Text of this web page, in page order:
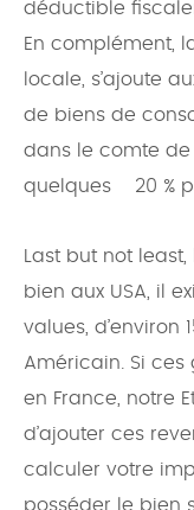
déductible
En complément,
locale, s’ajoute
de biens de
dans le comte
quelques 20 %
Last but not
bien aux USA, il
values, d’environ
Américain. Si
en France, notre
d’ajouter ces
calculer votre
posséder le bien